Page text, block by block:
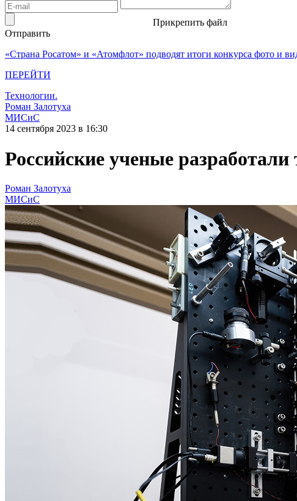
Прикрепить файл
Отправить
«Страна Росатом» и «Атомфлот» подводят итоги конкурса фото
ПЕРЕЙТИ
Технологии.
Роман Залотуха
МИСиС
14 сентября 2023 в 16:30
Российские ученые
Роман Залотуха
МИСиС